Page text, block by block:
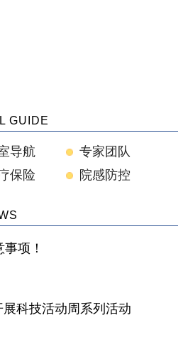
GUIDE
导航
专家团队
保险 院感防控
项！
科技活动周系列活动